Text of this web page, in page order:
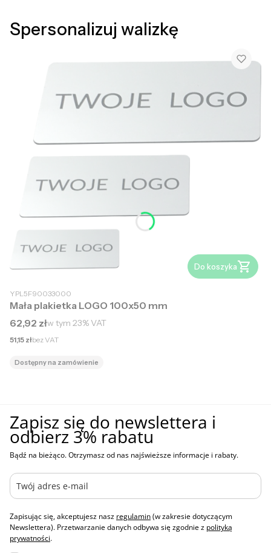
Spersonalizuj walizkę
Do koszyka
YPL5F90033000
Mała plakietka LOGO 100x50 mm
Cena brutto
62,92 złw tym 23%VAT
Cena netto
51,15 złbez VAT
Dostępny na zamówienie
Zapisz się do newslettera i
odbierz 3% rabatu
Bądź na bieżąco. Otrzymasz od nas najświeższe informacje i rabaty.
Zapisując się, akceptujesz nasz regulamin(w zakresie dotyczącym
Newslettera). Przetwarzanie danych odbywa się zgodnie z polityką
prywatności.